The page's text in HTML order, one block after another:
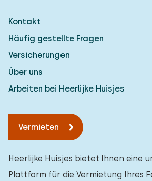
Kontakt
Häufig gestellte Fragen
Versicherungen
Über uns
Arbeiten bei Heerlijke Huisjes
Vermieten
Heerlijke Huisjes bietet Ihnen eine
Plattform für die Vermietung Ihres